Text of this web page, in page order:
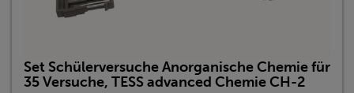
Set Schülerversuche Anorganische Chemie für
35 Versuche, TESS advanced Chemie CH-2